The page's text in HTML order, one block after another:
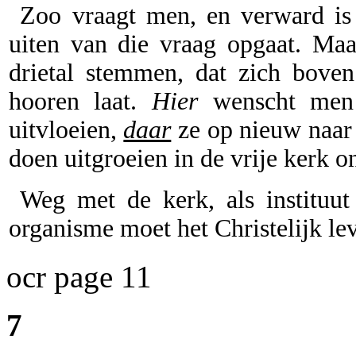
Zoo vraagt men, en verward
uiten van die vraag opgaat.
drietal stemmen, dat zich
hooren laat. Hierwenscht
uitvloeien, daarze op nieuw naar
doen uitgroeien in de vrije kerk
Weg met de kerk, als
organisme moet het Christelijk
ocr page 11
7